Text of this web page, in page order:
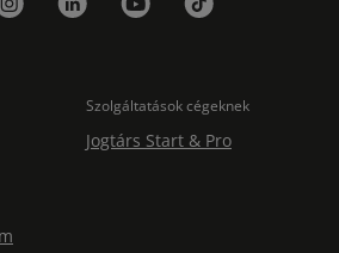
Szolgáltatások cégeknek
Jogtárs Start & Pro